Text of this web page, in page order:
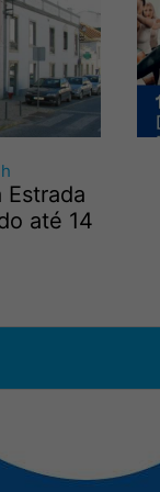
até 14